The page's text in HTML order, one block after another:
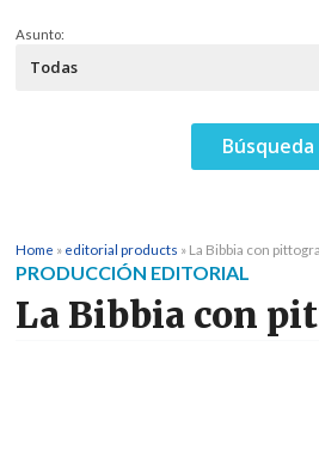
Asunto:
Home » editorial products » La Bibbia con
PRODUCCIÓN EDITORIAL
La Bibbia con